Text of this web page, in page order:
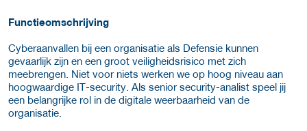
Functieomschrijving
Cyberaanvallen bij een organisatie als Defensie kunnen
gevaarlijk zijn en een groot veiligheidsrisico met zich
meebrengen. Niet voor niets werken we op hoog niveau aan
hoogwaardige IT-security. Als senior security-analist speel jij
een belangrijke rol in de digitale weerbaarheid van de
organisatie.